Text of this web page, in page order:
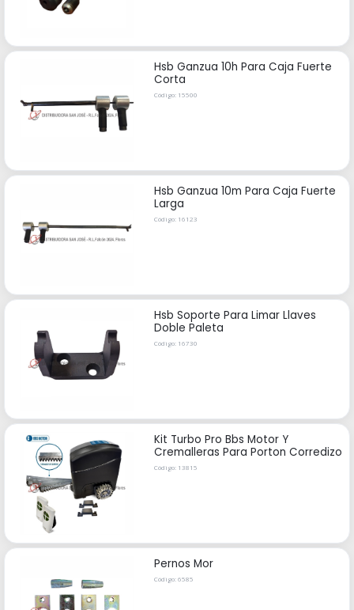
Hsb Ganzua 10h Para Caja Fuerte
Corta
Código: 15500
Hsb Ganzua 10m Para Caja Fuerte
Larga
Código: 16123
Hsb Soporte Para Limar Llaves
Doble Paleta
Código: 16730
Kit Turbo Pro Bbs Motor Y
Cremalleras Para Porton Corredizo
Código: 13815
Pernos Mor
Código: 6585